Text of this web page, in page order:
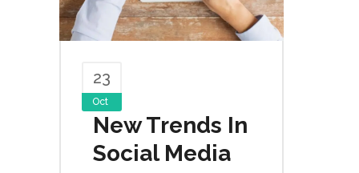
23
Oct
New Trends In
Social Media